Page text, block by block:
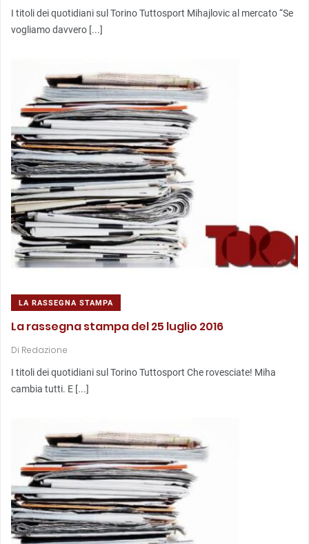
I titoli dei quotidiani sul Torino Tuttosport Mihajlovic al mercato “Se
vogliamo davvero [...]
LA RASSEGNA STAMPA
La rassegna stampa del 25 luglio 2016
Di Redazione
I titoli dei quotidiani sul Torino Tuttosport Che rovesciate! Miha
cambia tutti. E [...]